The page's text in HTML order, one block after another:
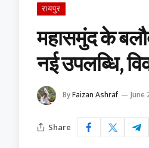
रायपुर
महासमुंद के
नई उपलब्धि,
ByFaizan Ashraf June
Share